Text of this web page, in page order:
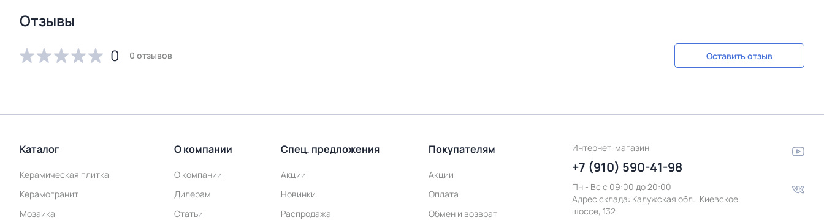
Отзывы
0
0 отзывов Оставить отзыв
Каталог
Керамическая плитка
Керамогранит
Мозаика
О компании
О компании
Дилерам
Статьи
Спец. предложения
Акции
Новинки
Распродажа
Покупателям
Акции
Оплата
Обмен и возврат
Интернет-магазин
+7 (910) 590-41-98
Пн - Вс с 09:00 до 20:00
Адрес склада: Калужская обл., Киевское
шоссе, 132